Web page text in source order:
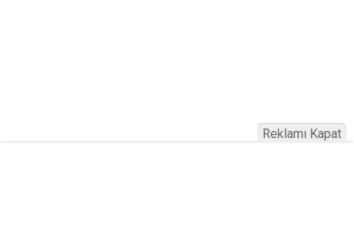
Reklamı Kapat